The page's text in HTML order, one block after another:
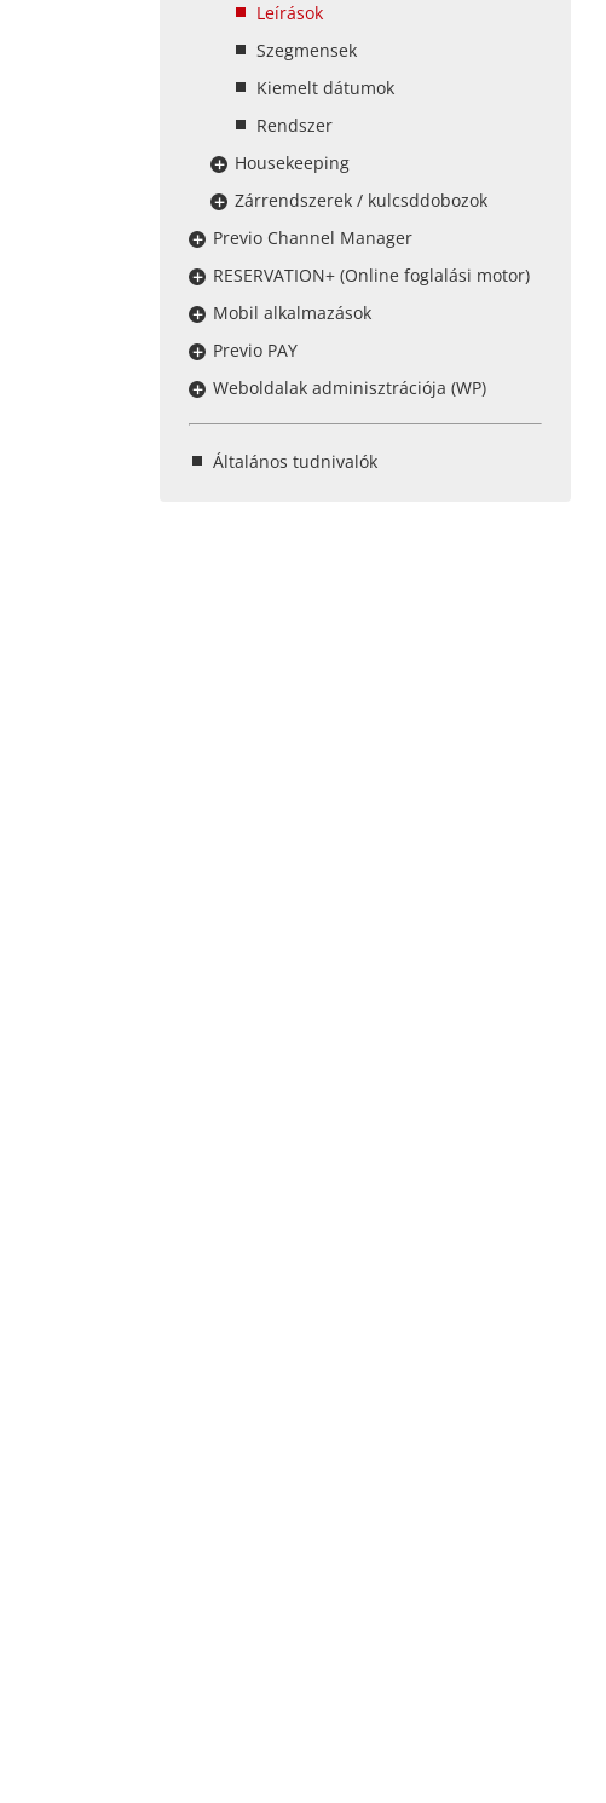
Leírások
Szegmensek
Kiemelt dátumok
Rendszer
Housekeeping
Zárrendszerek / kulcsddobozok
Previo Channel Manager
RESERVATION+ (Online foglalási motor)
Mobil alkalmazások
Previo PAY
Weboldalak adminisztrációja (WP)
Általános tudnivalók